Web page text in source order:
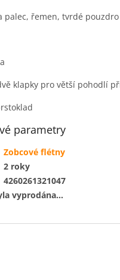
palec, řemen, tvrdé pouzdro
klapky pro větší pohodlí
parametry
Zobcové flétny
2 roky
4260261321047
vyprodána…